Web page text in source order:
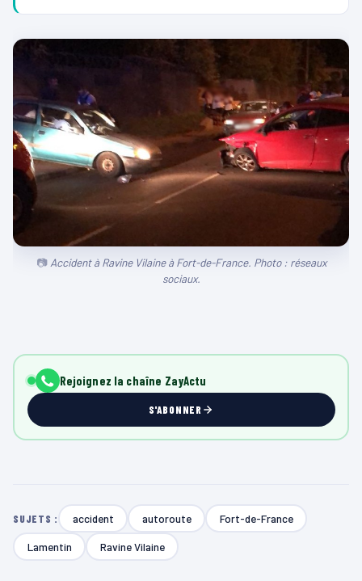
Accident à Ravine Vilaine à Fort-de-France. Photo : réseaux
sociaux.
Rejoignez la chaîne ZayActu
S'ABONNER
SUJETS : accident autoroute Fort-de-France
Lamentin Ravine Vilaine